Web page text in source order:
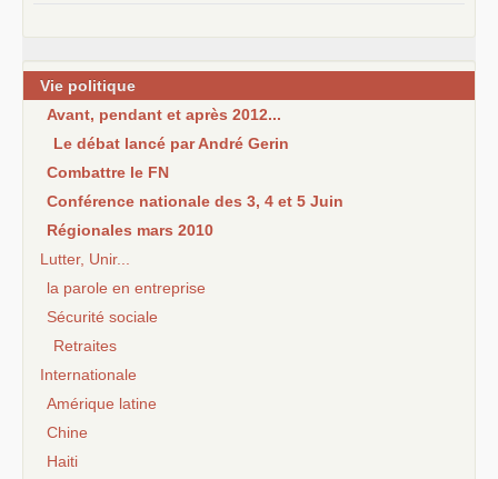
Vie politique
Avant, pendant et après 2012...
Le débat lancé par André Gerin
Combattre le FN
Conférence nationale des 3, 4 et 5 Juin
Régionales mars 2010
Lutter, Unir...
la parole en entreprise
Sécurité sociale
Retraites
Internationale
Amérique latine
Chine
Haiti